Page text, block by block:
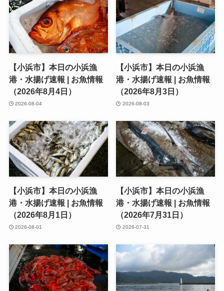
【小浜市】本日の小浜漁
港・水揚げ速報 | お魚情報
（2026年8月4日）
2026-08-04
【小浜市】本日の小浜漁
港・水揚げ速報 | お魚情報
（2026年8月3日）
2026-08-03
【小浜市】本日の小浜漁
港・水揚げ速報 | お魚情報
（2026年8月1日）
2026-08-01
【小浜市】本日の小浜漁
港・水揚げ速報 | お魚情報
（2026年7月31日）
2026-07-31